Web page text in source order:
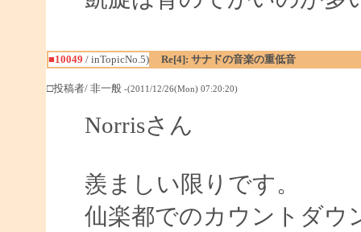
■10049 / inTopicNo.5) Re[4]: サナドの音楽の重低音
□投稿者/ 非一般 -(2011/12/26(Mon) 07:20:20)
Norrisさん
羨ましい限りです。
仙楽都でのカウントダウ